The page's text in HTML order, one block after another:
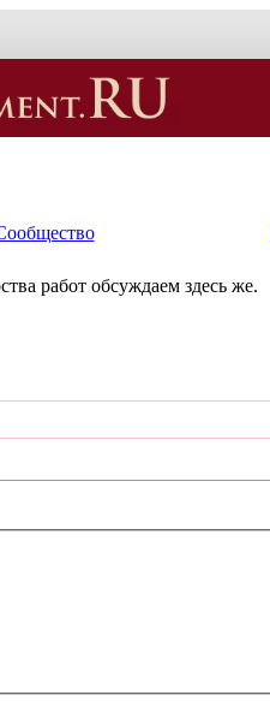
работ обсуждаем здесь же.